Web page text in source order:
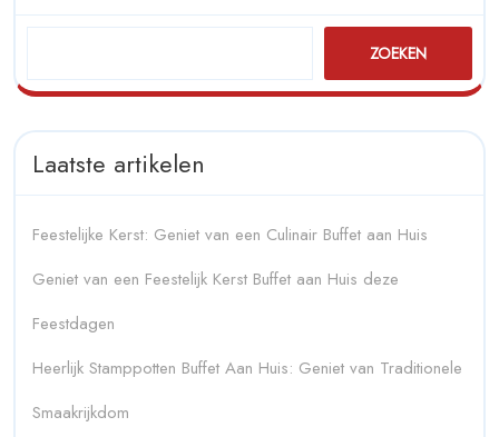
ZOEKEN
Laatste artikelen
Feestelijke Kerst: Geniet van een Culinair Buffet aan Huis
Geniet van een Feestelijk Kerst Buffet aan Huis deze
Feestdagen
Heerlijk Stamppotten Buffet Aan Huis: Geniet van Traditionele
Smaakrijkdom